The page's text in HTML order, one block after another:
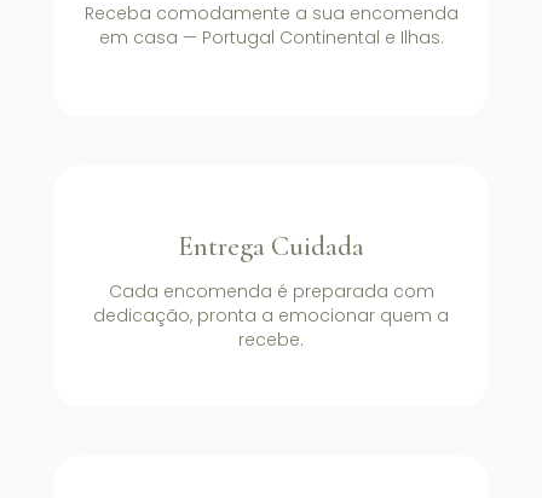
Receba comodamente a sua encomenda
em casa — Portugal Continental e Ilhas.
Entrega Cuidada
Cada encomenda é preparada com
dedicação, pronta a emocionar quem a
recebe.